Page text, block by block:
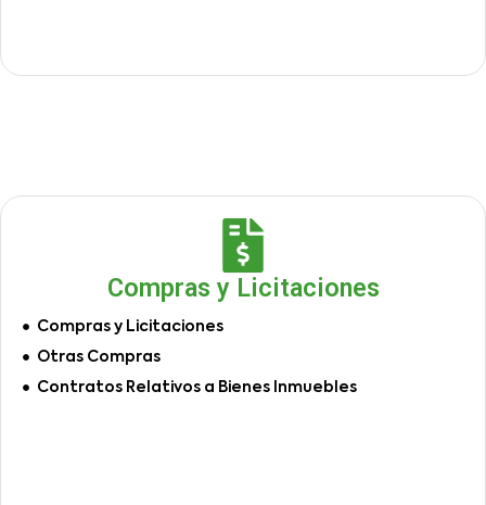
Compras y Licitaciones
Compras y Licitaciones
Otras Compras
Contratos Relativos a Bienes Inmuebles